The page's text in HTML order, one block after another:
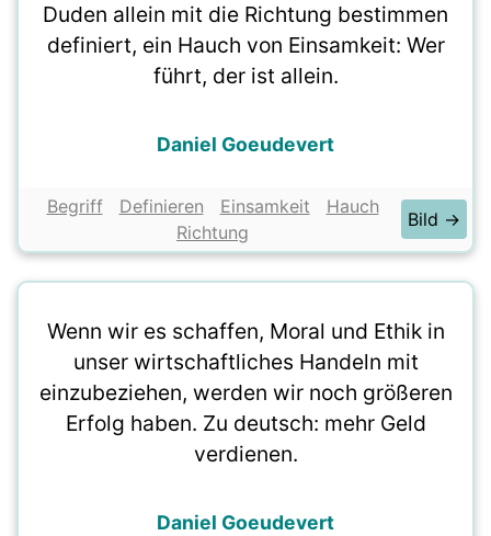
Duden allein mit die Richtung bestimmen
definiert, ein Hauch von Einsamkeit: Wer
führt, der ist allein.
Daniel Goeudevert
Begriff Definieren Einsamkeit
Hauch
Richtung
Bild →
Wenn wir es schaffen, Moral und Ethik in
unser wirtschaftliches Handeln mit
einzubeziehen, werden wir noch größeren
Erfolg haben. Zu deutsch: mehr Geld
verdienen.
Daniel Goeudevert